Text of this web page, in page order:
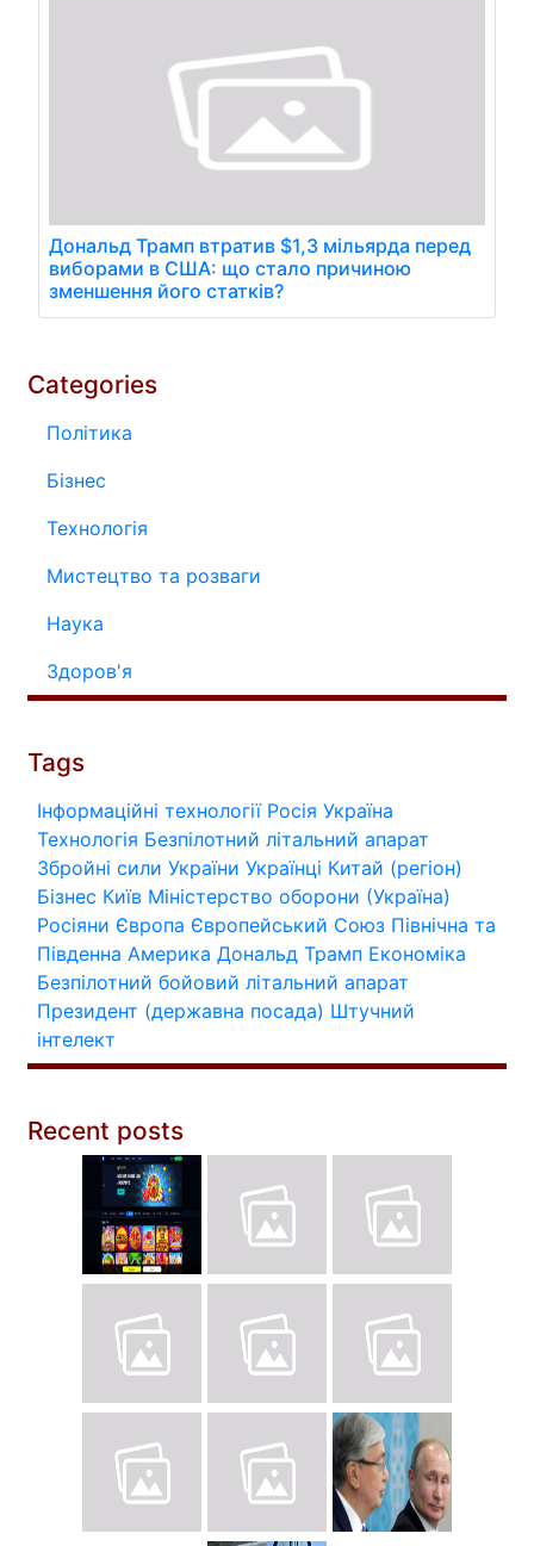
Дональд Трамп втратив $1,3 мільярда перед
виборами в США: що стало причиною
зменшення його статків?
Categories
Політика
Бізнес
Технологія
Мистецтво та розваги
Наука
Здоров'я
Tags
Інформаційні технології Росія Україна
Технологія Безпілотний літальний апарат
Збройні сили України Українці Китай (регіон)
Бізнес Київ Міністерство оборони (Україна)
Росіяни Європа Європейський Союз Північна та
Південна Америка Дональд Трамп Економіка
Безпілотний бойовий літальний апарат
Президент (державна посада) Штучний
інтелект
Recent posts